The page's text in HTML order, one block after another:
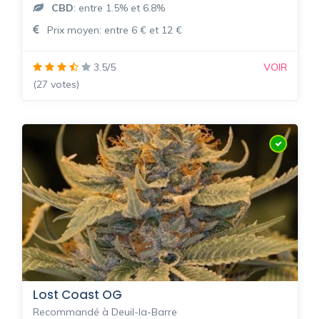
CBD: entre 1.5% et 6.8%
Prix moyen: entre 6 € et 12 €
3.5/5
(27 votes)
VOIR
Lost Coast OG
Recommandé à Deuil-la-Barre